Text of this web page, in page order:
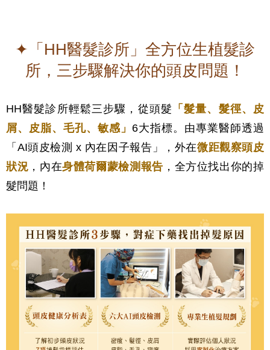
✦「HH醫髮診所」全方位生植髮診
所，三步驟解決你的頭皮問題！
HH醫髮診所輕鬆三步驟，從頭髮 「髮量、髮徑、皮
屑、皮脂、毛孔、敏感」 6大指標。由專業醫師透過
「AI頭皮檢測 x 內在因子報告」，外在微距觀察頭皮
狀況 ，內在身體荷爾蒙檢測報告 ，全方位找出你的掉
髮問題！